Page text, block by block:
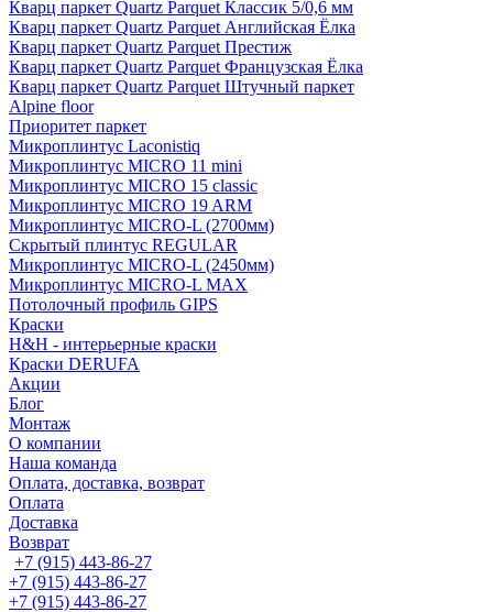
Кварц паркет Quartz Parquet Классик 5/0,6 мм
Кварц паркет Quartz Parquet Английская Ёлка
Кварц паркет Quartz Parquet Престиж
Кварц паркет Quartz Parquet Французская Ёлка
Кварц паркет Quartz Parquet Штучный паркет
Alpine floor
Приоритет паркет
Микроплинтус Laconistiq
Микроплинтус MICRO 11 mini
Микроплинтус MICRO 15 classic
Микроплинтус MICRO 19 ARM
Микроплинтус MICRO-L (2700мм)
Скрытый плинтус REGULAR
Микроплинтус MICRO-L (2450мм)
Микроплинтус MICRO-L MAX
Потолочный профиль GIPS
Краски
H&H - интерьерные краски
Краски DERUFA
Акции
Блог
Монтаж
О компании
Наша команда
Оплата, доставка, возврат
Оплата
Доставка
Возврат
+7 (915) 443-86-27
+7 (915) 443-86-27
+7 (915) 443-86-27